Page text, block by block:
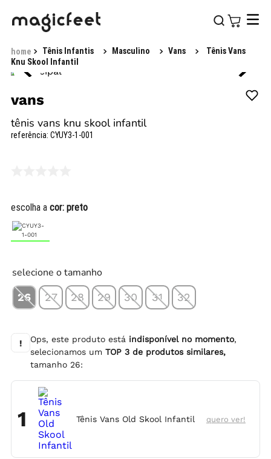
Tênis Infantis Masculino Vans
Tênis Vans
Knu Skool Infantil
vans
tênis vans knu skool infantil
referência: CYUY3-1-001
escolha a cor: preto
selecione o tamanho
26 27 28 29 30 31 32
! Ops, este produto está indisponível no momento,
selecionamos umTOP3 de produtos similares,
tamanho 26:
1 Tênis Vans Old Skool Infantil quero ver!